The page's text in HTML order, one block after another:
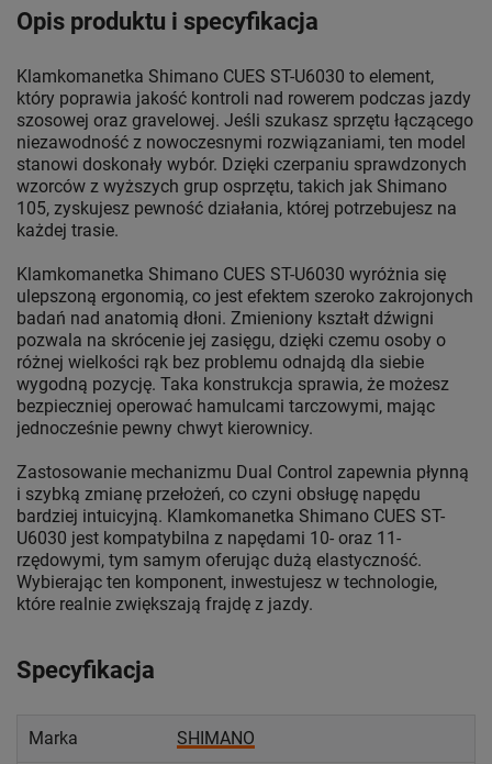
Opis produktu i specyfikacja
Klamkomanetka Shimano CUES ST-U6030 to element,
który poprawia jakość kontroli nad rowerem podczas jazdy
szosowej oraz gravelowej. Jeśli szukasz sprzętu łączącego
niezawodność z nowoczesnymi rozwiązaniami, ten model
stanowi doskonały wybór. Dzięki czerpaniu sprawdzonych
wzorców z wyższych grup osprzętu, takich jak Shimano
105, zyskujesz pewność działania, której potrzebujesz na
każdej trasie.
Klamkomanetka Shimano CUES ST-U6030 wyróżnia się
ulepszoną ergonomią, co jest efektem szeroko zakrojonych
badań nad anatomią dłoni. Zmieniony kształt dźwigni
pozwala na skrócenie jej zasięgu, dzięki czemu osoby o
różnej wielkości rąk bez problemu odnajdą dla siebie
wygodną pozycję. Taka konstrukcja sprawia, że możesz
bezpieczniej operować hamulcami tarczowymi, mając
jednocześnie pewny chwyt kierownicy.
Zastosowanie mechanizmu Dual Control zapewnia płynną
i szybką zmianę przełożeń, co czyni obsługę napędu
bardziej intuicyjną. Klamkomanetka Shimano CUES ST-
U6030 jest kompatybilna z napędami 10- oraz 11-
rzędowymi, tym samym oferując dużą elastyczność.
Wybierając ten komponent, inwestujesz w technologie,
które realnie zwiększają frajdę z jazdy.
Specyfikacja
Marka SHIMANO